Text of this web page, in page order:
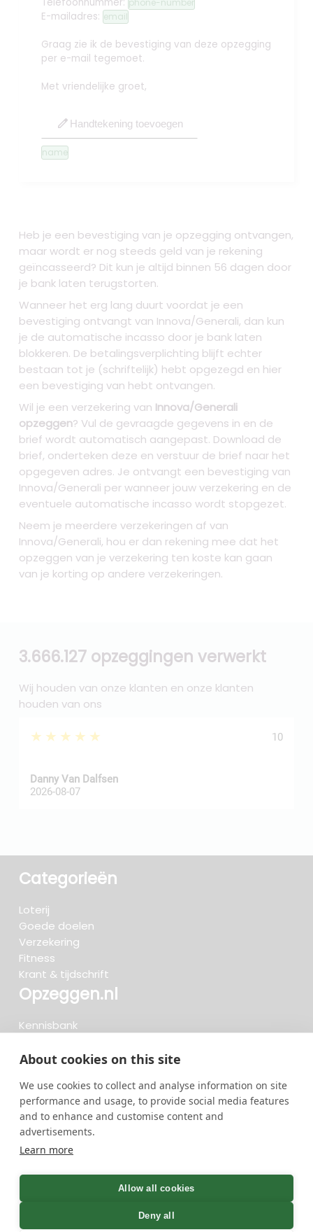
About cookies on this site
We use cookies to collect and analyse information on site
performance and usage, to provide social media features
and to enhance and customise content and
advertisements.
Learn more
Allow all cookies
Deny all
phone-number
E-mailadres: email
Graag zie ik de bevestiging van deze opzegging
per e-mail tegemoet.
Met vriendelijke groet,
edit Handtekening toevoegen
name
Heb je een bevestiging van je opzegging ontvangen,
maar wordt er nog steeds geld van je rekening
geïncasseerd? Dit kun je altijd binnen 56 dagen door
je bank laten terugstorten.
Wanneer het erg lang duurt voordat je een
bevestiging ontvangt van Innova/Generali, dan kun
je de automatische incasso door je bank laten
blokkeren. De betalingsverplichting blijft echter
bestaan tot je (schriftelijk) hebt opgezegd en hier
een bevestiging van hebt ontvangen.
Wil je een verzekering van Innova/Generali
opzeggen? Vul de gevraagde gegevens in en de
brief wordt automatisch aangepast. Download de
brief, onderteken deze en verstuur de brief naar het
opgegeven adres. Je ontvangt een bevestiging van
Innova/Generali per wanneer jouw verzekering en de
eventuele automatische incasso wordt stopgezet.
Neem je meerdere verzekeringen af van
Innova/Generali, hou er dan rekening mee dat het
opzeggen van je verzekering ten koste kan gaan
van je korting op andere verzekeringen.
3.666.127 opzeggingen verwerkt
Wij houden van onze klanten en onze klanten
houden van ons
★★★★★ 10
Danny Van Dalfsen
2026-08-07
Categorieën
Loterij
Goede doelen
Verzekering
Fitness
Krant & tijdschrift
Opzeggen.nl
Kennisbank
Beoordelingen
Meteen opzeggen
722 opzeggingen afgelopen 30 dagen - 3.666.127
opzeggingen in totaal